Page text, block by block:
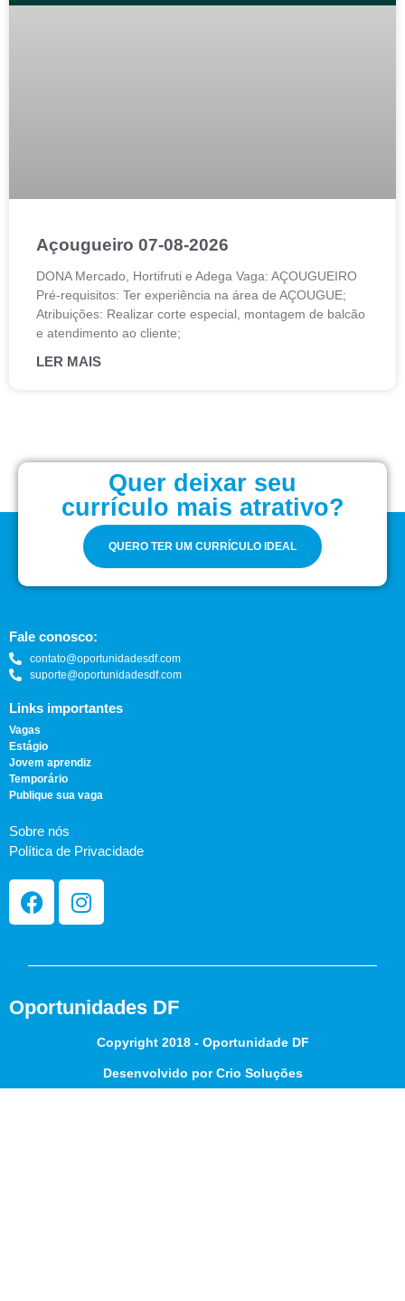
Açougueiro 07-08-2026
DONA Mercado, Hortifruti e Adega Vaga: AÇOUGUEIRO
Pré-requisitos: Ter experiência na área de AÇOUGUE;
Atribuições: Realizar corte especial, montagem de balcão
e atendimento ao cliente;
LER MAIS
Quer deixar seu
currículo mais atrativo?
QUERO TER UM CURRÍCULO IDEAL
Fale conosco:
contato@oportunidadesdf.com
suporte@oportunidadesdf.com
Links importantes
Vagas
Estágio
Jovem aprendiz
Temporário
Publique sua vaga
Sobre nós
Política de Privacidade
Oportunidades DF
Copyright 2018 - Oportunidade DF
Desenvolvido por Crio Soluções